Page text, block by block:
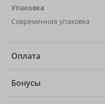
Упаковка
Современная упаковка
Оплата
Бонусы